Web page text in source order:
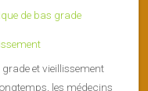
et vieillissement
les médecins